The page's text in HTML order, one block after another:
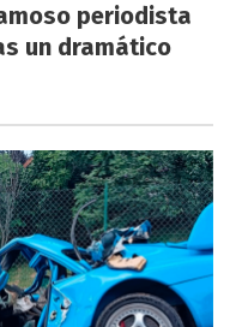
periodista
un dramático